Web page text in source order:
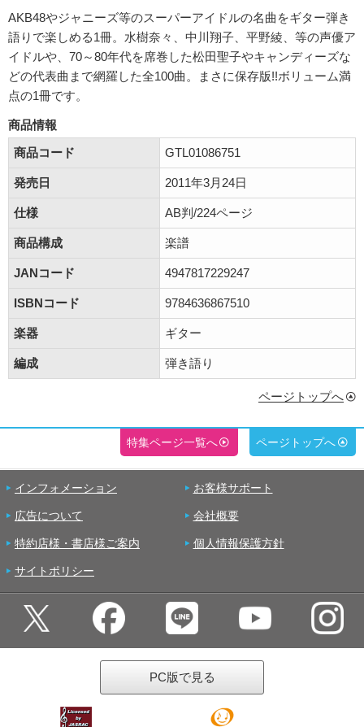
AKB48やジャニーズ等のスーパーアイドルの名曲をギター弾き
語りで楽しめる1冊。水樹奈々、中川翔子、平野綾、等の声優ア
イドルや、70～80年代を席巻した松田聖子やキャンディーズな
どの代表曲まで網羅した全100曲。まさに保存版!!ボリューム満
点の1冊です。
商品情報
商品コード
GTL01086751
発売日 2011年3月24日
仕様 AB判/224ページ
商品構成 楽譜
JANコード 4947817229247
ISBNコード 9784636867510
楽器 ギター
編成 弾き語り
ページトップへ
特集ページ一覧へ ページトップへ
インフォメーション お客様サポート
広告について 会社概要
特約店様・書店様ご案内 個人情報保護方針
サイトポリシー
PC版で見る